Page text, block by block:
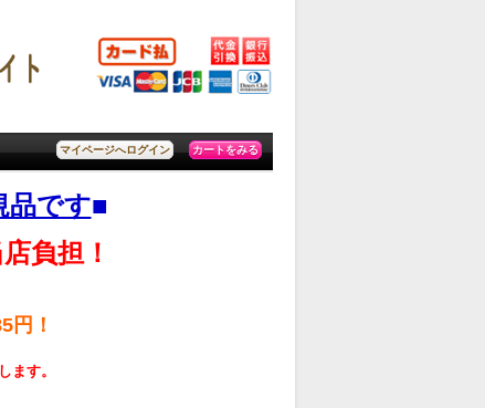
マイページへログイン カートをみる
品です■
負担！
円！
ます。